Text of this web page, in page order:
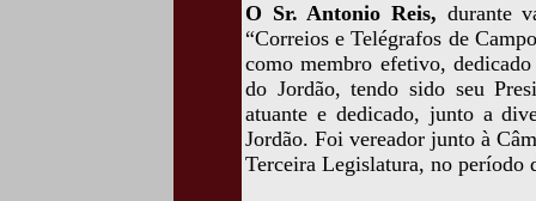
O Sr. Antonio Reis, durante
“Correios e Telégrafos de
como membro efetivo,
do Jordão, tendo sido seu
atuante e dedicado, junto a
Jordão. Foi vereador junto à
Terceira Legislatura, no período